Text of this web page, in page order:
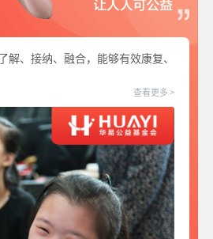
解、接纳、融合，能够有效康复、
查看更多 >